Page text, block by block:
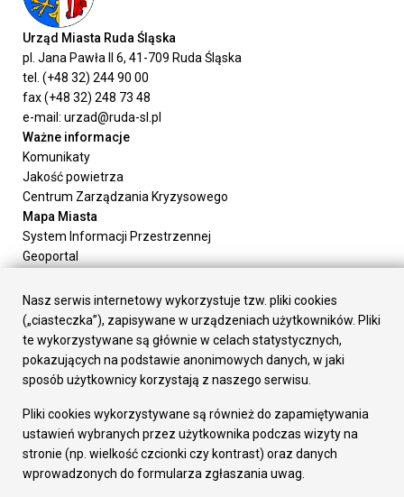
Urząd Miasta Ruda Śląska
pl. Jana Pawła II 6, 41-709 Ruda Śląska
tel. (+48 32) 244 90 00
fax (+48 32) 248 73 48
e-mail: urzad@ruda-sl.pl
Ważne informacje
Komunikaty
Jakość powietrza
Centrum Zarządzania Kryzysowego
Mapa Miasta
System Informacji Przestrzennej
Geoportal
Załatw sprawę
Prezydent Miasta
Rada Miasta
Wydziały
Elektroniczna Skrzynka Podawcza
Gospodarka
Fundusze europejskie
Środki krajowe
Oferty inwestycyjne
Nasz serwis internetowy wykorzystuje tzw. pliki cookies
(„ciasteczka”), zapisywane w urządzeniach użytkowników. Pliki
te wykorzystywane są głównie w celach statystycznych,
pokazujących na podstawie anonimowych danych, w jaki
sposób użytkownicy korzystają z naszego serwisu.
Pliki cookies wykorzystywane są również do zapamiętywania
ustawień wybranych przez użytkownika podczas wizyty na
stronie (np. wielkość czcionki czy kontrast) oraz danych
wprowadzonych do formularza zgłaszania uwag.